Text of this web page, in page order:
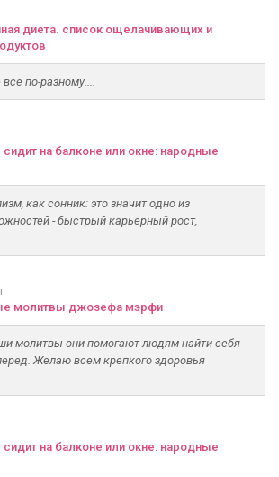
диета. список ощелачивающих и
по-разному....
сидит на балконе или окне: народные
как сонник: это значит одно из
- быстрый карьерный рост,
молитвы джозефа мэрфи
молитвы они помогают людям найти себя
Желаю всем крепкого здоровья
сидит на балконе или окне: народные